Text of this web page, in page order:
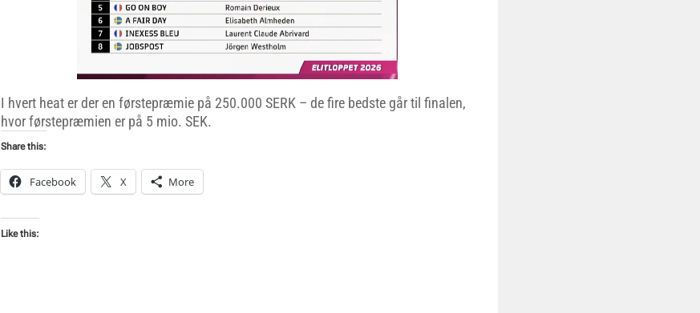
I hvert heat er der en førstepræmie på 250.000 SERK – de fire bedste går til finalen,
hvor førstepræmien er på 5 mio. SEK.
Share this:
Facebook X More
Like this: